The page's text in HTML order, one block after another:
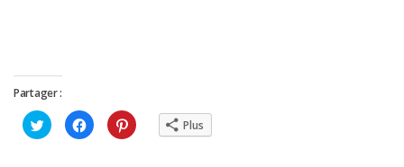
Partager :
Cliquez
pour
partager
Cliquez
pour
partager
Cliquez
pour Plus